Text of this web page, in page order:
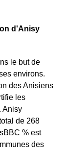
d'Anisy
le but de
environs.
des Anisiens
les
Anisy
de 268
% est
des